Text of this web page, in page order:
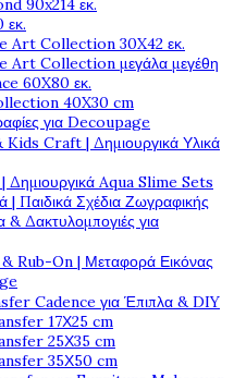
90x214 εκ.
εκ.
Art Collection 30X42 εκ.
Art Collection μεγάλα μεγέθη
60X80 εκ.
40X30 cm
για Decoupage
Craft | Δημιουργικά Υλικά
| Δημιουργικά Aqua Slime Sets
| Παιδικά Σχέδια Ζωγραφικής
Δακτυλομπογιές για
Rub-On | Μεταφορά Εικόνας
Cadence για Έπιπλα & DIY
17Χ25 cm
25Χ35 cm
35Χ50 cm